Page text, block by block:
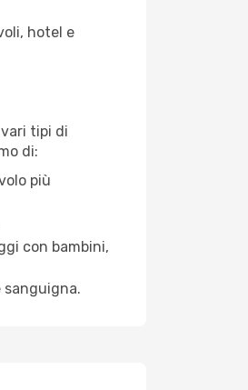
hotel e
tipi di
di:
più
con bambini,
sanguigna.